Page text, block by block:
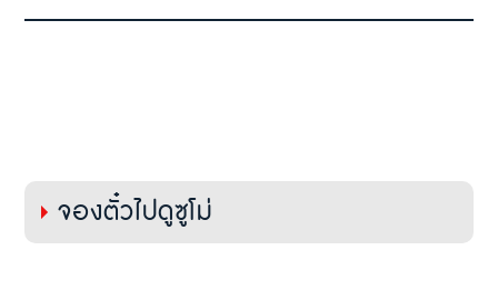
จองตั๋วไปดูซูโม่